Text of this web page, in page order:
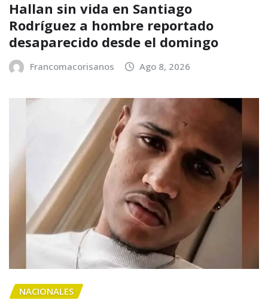
Hallan sin vida en Santiago
Rodríguez a hombre reportado
desaparecido desde el domingo
Francomacorisanos Ago 8, 2026
NACIONALES